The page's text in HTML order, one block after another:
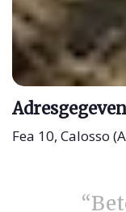
Fea 10, Calosso